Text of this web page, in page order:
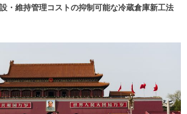
・維持管理コストの抑制可能な冷蔵倉庫新工法